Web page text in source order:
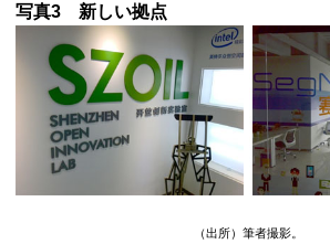
写真3 新しい拠点
（出所）筆者撮影。